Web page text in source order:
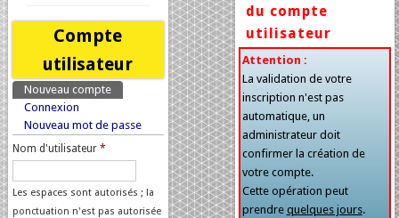
Compte
utilisateur
Onglets principaux
Nouveau compte (onglet actif)
Connexion
Nouveau mot de passe
Nom d'utilisateur*
Les espaces sont autorisés ; la
ponctuation n'est pas autorisée
du compte
utilisateur
Attention :
La validation de votre
inscription n'est pas
automatique, un
administrateur doit
confirmer la création de
votre compte.
Cette opération peut
prendre quelques jours.